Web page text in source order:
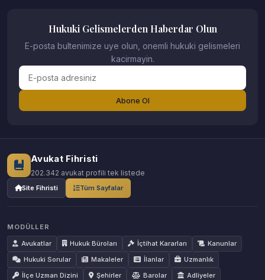
Hukuki Gelismelerden Haberdar Olun
E-posta bultenimize uye olun, onemli hukuki gelismeleri
kacirmayin.
Abone Ol
Avukat Fihristi
202.342 avukat profili tek listede
Site Fihristi Tüm Sayfalar
MODÜLLER
Avukatlar
Hukuk Büroları İçtihat Kararları
Kanunlar
Hukuki Sorular
Makaleler İlanlar
Uzmanlık
İlçe Uzman Dizini
Şehirler Barolar
Adliyeler